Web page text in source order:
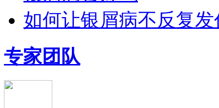
如何让银屑病不反复发
专家团队